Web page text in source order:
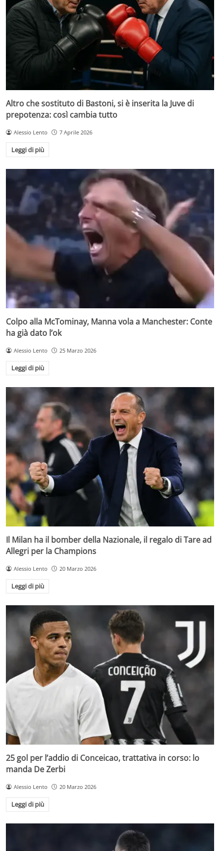
Altro che sostituto di Bastoni, si è inserita la Juve di
prepotenza: così cambia tutto
Alessio Lento 7 Aprile 2026
Leggi di più
Colpo alla McTominay, Manna vola a Manchester: Conte
ha già dato l’ok
Alessio Lento 25 Marzo 2026
Leggi di più
Il Milan ha il bomber della Nazionale, il regalo di Tare ad
Allegri per la Champions
Alessio Lento 20 Marzo 2026
Leggi di più
25 gol per l’addio di Conceicao, trattativa in corso: lo
manda De Zerbi
Alessio Lento 20 Marzo 2026
Leggi di più